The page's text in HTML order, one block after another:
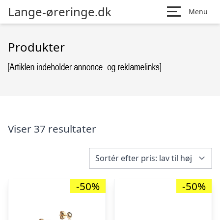
Lange-øreringe.dk Menu
Produkter
Viser 37 resultater
-50% -50%